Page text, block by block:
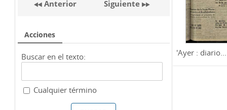
Anterior Siguiente
Acciones
Buscar en el texto:
Cualquier término
'Ayer : diario...